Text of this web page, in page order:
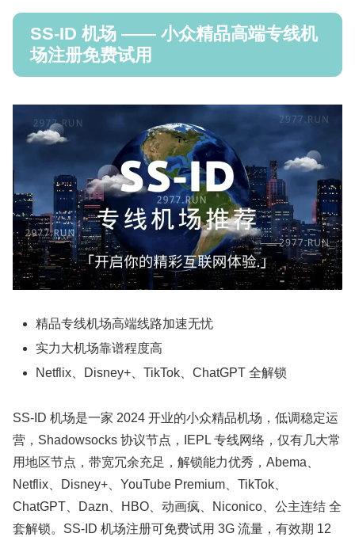
SS-ID 机场 —— 小众精品高端专线机
场注册免费试用
精品专线机场高端线路加速无忧
实力大机场靠谱程度高
Netflix、Disney+、TikTok、ChatGPT 全解锁
SS-ID 机场是一家 2024 开业的小众精品机场，低调稳定运
营，Shadowsocks 协议节点，IEPL 专线网络，仅有几大常
用地区节点，带宽冗余充足，解锁能力优秀，Abema、
Netflix、Disney+、YouTube Premium、TikTok、
ChatGPT、Dazn、HBO、动画疯、Niconico、公主连结 全
套解锁。SS-ID 机场注册可免费试用 3G 流量，有效期 12